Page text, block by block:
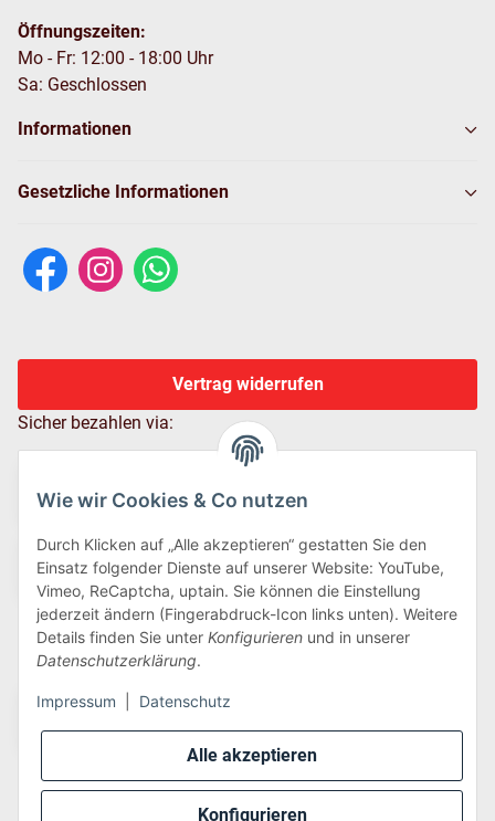
Alle akzeptieren
Konfigurieren
Wie wir Cookies & Co nutzen
Durch Klicken auf „Alle akzeptieren“ gestatten Sie den
Einsatz folgender Dienste auf unserer Website: YouTube,
Vimeo, ReCaptcha, uptain. Sie können die Einstellung
jederzeit ändern (Fingerabdruck-Icon links unten). Weitere
Details finden Sie unter Konfigurieren und in unserer
Datenschutzerklärung.
Impressum Datenschutz
Öffnungszeiten:
Mo - Fr: 12:00 - 18:00 Uhr
Sa: Geschlossen
Informationen
Gesetzliche Informationen
Vertrag widerrufen
Sicher bezahlen via:
Wir versenden via: